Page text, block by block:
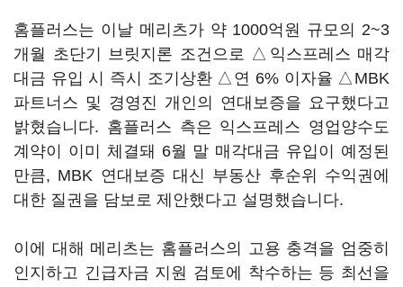
홈플러스는 이날 메리츠가 약 1000억원 규모의 2~3
개월 초단기 브릿지론 조건으로 △익스프레스 매각
대금 유입 시 즉시 조기상환 △연 6% 이자율 △MBK
파트너스 및 경영진 개인의 연대보증을 요구했다고
밝혔습니다. 홈플러스 측은 익스프레스 영업양수도
계약이 이미 체결돼 6월 말 매각대금 유입이 예정된
만큼, MBK 연대보증 대신 부동산 후순위 수익권에
대한 질권을 담보로 제안했다고 설명했습니다.
이에 대해 메리츠는 홈플러스의 고용 충격을 엄중히
인지하고 긴급자금 지원 검토에 착수하는 등 최선을